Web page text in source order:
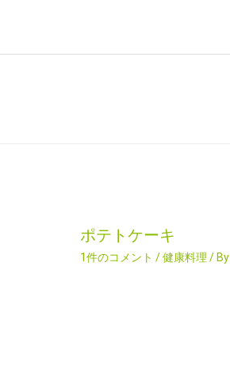
ポテトケーキ
1件のコメント /健康料理 / By